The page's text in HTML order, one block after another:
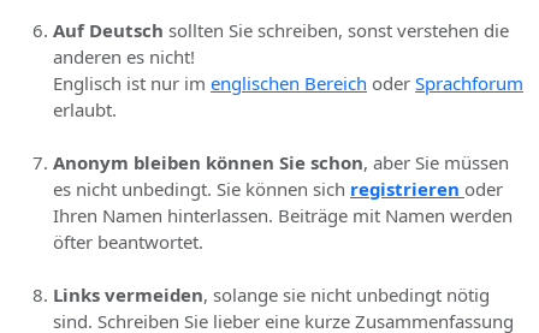
Auf Deutsch sollten Sie schreiben, sonst verstehen die
anderen es nicht!
Englisch ist nur im englischen Bereich oder Sprachforum
erlaubt.
Anonym bleiben können Sie schon, aber Sie müssen
es nicht unbedingt. Sie können sich registrieren oder
Ihren Namen hinterlassen. Beiträge mit Namen werden
öfter beantwortet.
Links vermeiden, solange sie nicht unbedingt nötig
sind. Schreiben Sie lieber eine kurze Zusammenfassung